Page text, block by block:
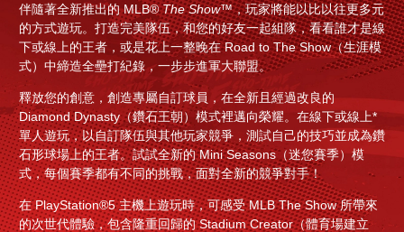
伴隨著全新推出的 MLB®The Show™，玩家將能以比以往更多元
的方式遊玩。打造完美隊伍，和您的好友一起組隊，看看誰才是線
下或線上的王者，或是花上一整晚在 Road to The Show（生涯模
式）中締造全壘打紀錄，一步步進軍大聯盟。
釋放您的創意，創造專屬自訂球員，在全新且經過改良的
Diamond Dynasty（鑽石王朝）模式裡邁向榮耀。在線下或線上*
單人遊玩，以自訂隊伍與其他玩家競爭，測試自己的技巧並成為鑽
石形球場上的王者。試試全新的 Mini Seasons（迷您賽季）模
式，每個賽季都有不同的挑戰，面對全新的競爭對手！
在 PlayStation®5 主機上遊玩時，可感受 MLB The Show 所帶來
的次世代體驗，包含隆重回歸的 Stadium Creator（體育場建立